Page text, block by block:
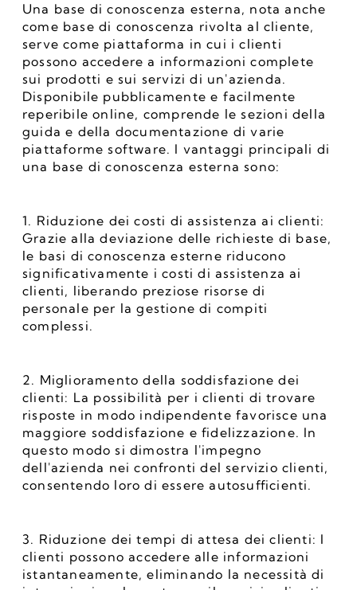
Una base di conoscenza esterna, nota anche
come base di conoscenza rivolta al cliente,
serve come piattaforma in cui i clienti
possono accedere a informazioni complete
sui prodotti e sui servizi di un'azienda.
Disponibile pubblicamente e facilmente
reperibile online, comprende le sezioni della
guida e della documentazione di varie
piattaforme software. I vantaggi principali di
una base di conoscenza esterna sono:
1. Riduzione dei costi di assistenza ai clienti:
Grazie alla deviazione delle richieste di base,
le basi di conoscenza esterne riducono
significativamente i costi di assistenza ai
clienti, liberando preziose risorse di
personale per la gestione di compiti
complessi.
2. Miglioramento della soddisfazione dei
clienti: La possibilità per i clienti di trovare
risposte in modo indipendente favorisce una
maggiore soddisfazione e fidelizzazione. In
questo modo si dimostra l'impegno
dell'azienda nei confronti del servizio clienti,
consentendo loro di essere autosufficienti.
3. Riduzione dei tempi di attesa dei clienti: I
clienti possono accedere alle informazioni
istantaneamente, eliminando la necessità di